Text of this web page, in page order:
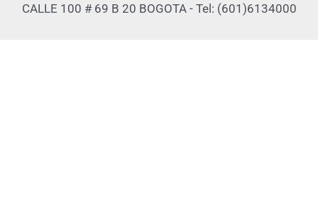
CALLE 100 # 69 B 20 BOGOTA - Tel: (601)6134000